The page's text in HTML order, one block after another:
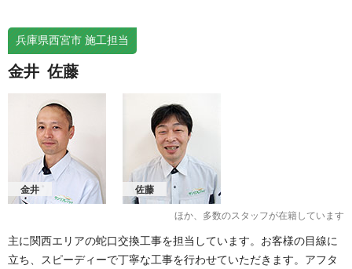
兵庫県西宮市 施工担当
金井 佐藤
金井 佐藤
ほか、多数のスタッフが在籍しています
主に関西エリアの蛇口交換工事を担当しています。お客様の目線に
立ち、スピーディーで丁寧な工事を行わせていただきます。アフタ